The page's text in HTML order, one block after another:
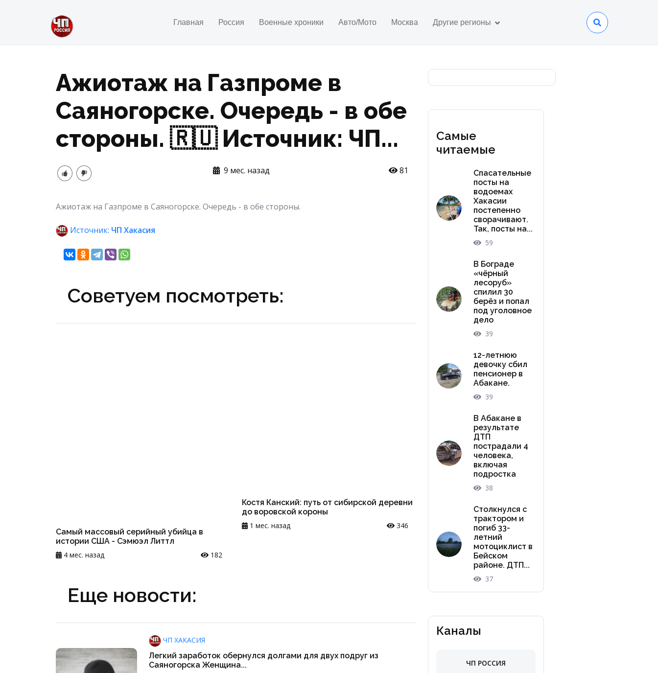
Главная Россия Военные хроники Авто/Мото Москва Другие регионы
Ажиотаж на Газпроме в
Саяногорске. Очередь - в обе
стороны. 🇷🇺 Источник: ЧП...
9 мес. назад 81
Ажиотаж на Газпроме в Саяногорске. Очередь - в обе стороны.
Источник: ЧП Хакасия
Советуем посмотреть:
Самый массовый серийный убийца в
истории США - Сэмюэл Литтл
4 мес. назад
182
Костя Канский: путь от сибирской деревни
до воровской короны
1 мес. назад
346
Еще новости:
ЧП ХАКАСИЯ
Легкий заработок обернулся долгами для двух подруг из
Саяногорска Женщина...
Самые
читаемые
Спасательные
посты на
водоемах
Хакасии
постепенно
сворачивают.
Так, посты на...
59
В Бограде
«чёрный
лесоруб»
спилил 30
берёз и попал
под уголовное
дело
39
12-летнюю
девочку сбил
пенсионер в
Абакане.
39
В Абакане в
результате
ДТП
пострадали 4
человека,
включая
подростка
38
Столкнулся с
трактором и
погиб 33-
летний
мотоциклист в
Бейском
районе. ДТП...
37
Каналы
ЧП РОССИЯ